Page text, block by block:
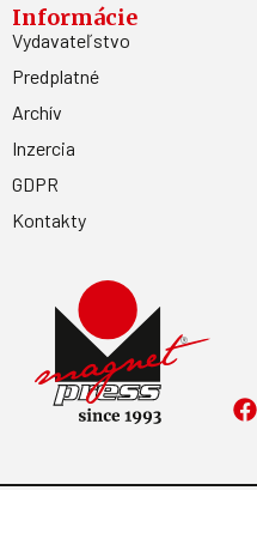
Informácie
Vydavateľstvo
Predplatné
Archív
Inzercia
GDPR
Kontakty